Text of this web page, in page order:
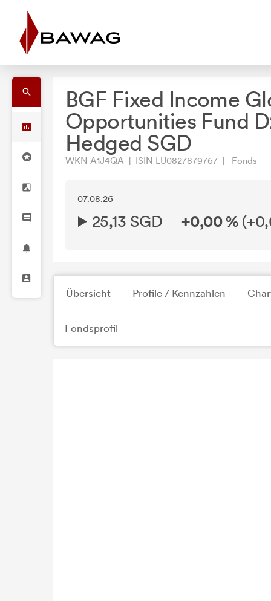
BGF Fixed Income
Opportunities Fund
Hedged SGD
WKN A1J4QA | ISIN LU0827879767 | Fonds
07.08.26
25,13 SGD +0,00 % (
Übersicht Profile / Kennzahlen
Fondsprofil